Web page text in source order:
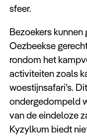
sfeer.
Bezoekers
Oezbeekse
rondom het
activiteiten zoals
woestijnsafari’s.
ondergedompeld
van de eindeloze
Kyzylkum biedt